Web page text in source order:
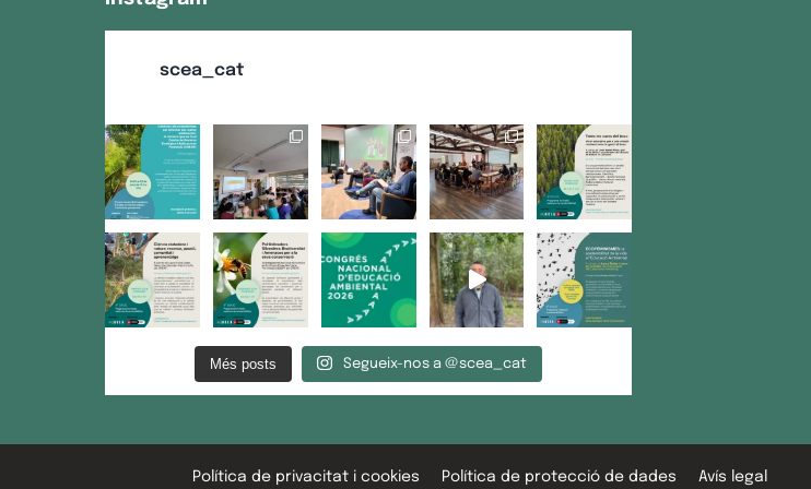
scea_cat
Més posts Segueix-nos a @scea_cat
Política de privacitat i cookies Política de protecció de dades Avís legal